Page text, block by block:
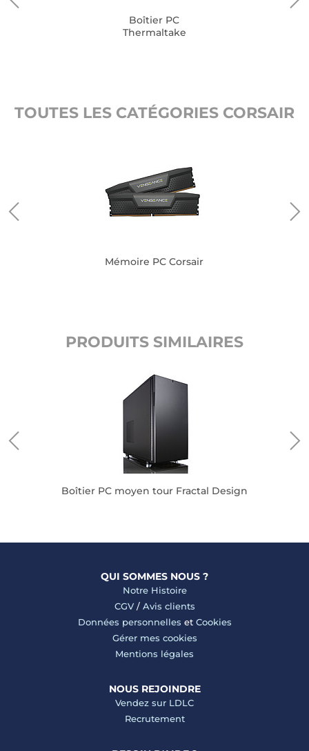
Boîtier PC
Thermaltake
TOUTES LES CATÉGORIES CORSAIR
Mémoire PC Corsair
PRODUITS SIMILAIRES
Boîtier PC moyen tour Fractal Design
QUI SOMMES NOUS ?
Notre Histoire
CGV/ Avis clients
Données personnelles et Cookies
Gérer mes cookies
Mentions légales
NOUS REJOINDRE
Vendez sur LDLC
Recrutement